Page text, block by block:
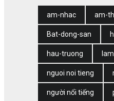
am-nhac am-
Bat-dong-san
hau-truong
nguoi noi tieng
người nổi tiếng